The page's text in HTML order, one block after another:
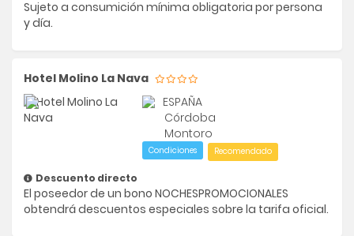
Sujeto a consumición mínima obligatoria por persona
y día.
Hotel Molino La Nava
ESPAÑA
Córdoba
Montoro
Condiciones Recomendado
Descuento directo
El poseedor de un bono NOCHESPROMOCIONALES
obtendrá descuentos especiales sobre la tarifa oficial.